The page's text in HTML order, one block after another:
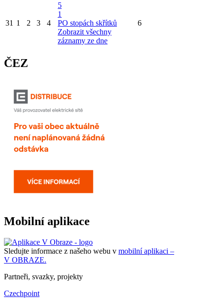
31 1 2 3 4
5
1
PO stopách skřítků
Zobrazit všechny
záznamy ze dne
6
ČEZ
Mobilní aplikace
Sledujte informace z našeho webu v mobilní aplikaci –
V OBRAZE.
Partneři, svazky, projekty
Czechpoint